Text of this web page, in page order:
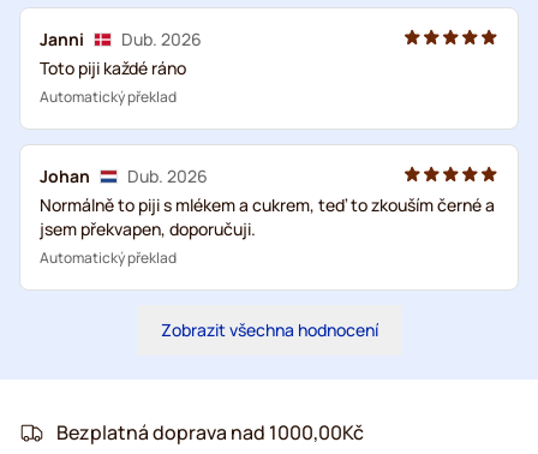
Janni
Dub. 2026
Toto piji každé ráno
Automatický překlad
Johan
Dub. 2026
Normálně to piji s mlékem a cukrem, teď to zkouším černé a
jsem překvapen, doporučuji.
Automatický překlad
Zobrazit všechna hodnocení
Bezplatná doprava nad 1000,00Kč